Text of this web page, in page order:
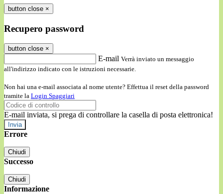
button close ×
Recupero password
button close ×
E-mail Verrà inviato un messaggio
all'indirizzo indicato con le istruzioni necessarie.
Non hai una e-mail associata al nome utente? Effettua il reset della password
tramite la Login Spaggiari
E-mail inviata, si prega di controllare la casella di posta elettronica!
Errore
Chiudi
Successo
Chiudi
Informazione